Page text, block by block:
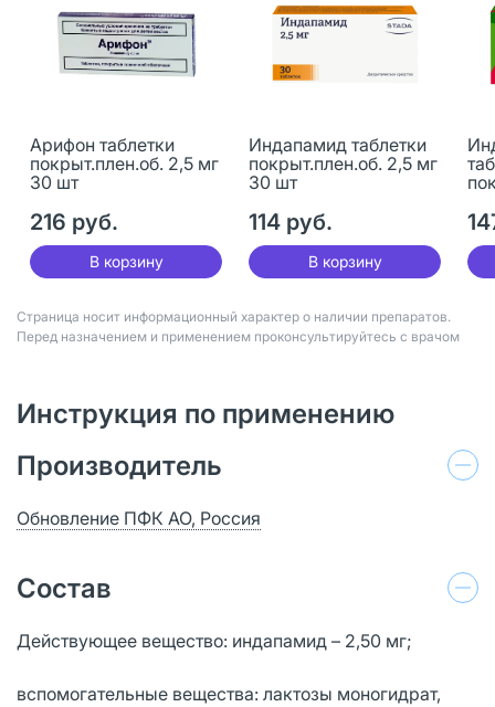
Арифон таблетки
покрыт.плен.об. 2,5 мг
30 шт
216 руб.
В корзину
Индапамид таблетки
покрыт.плен.об. 2,5 мг
30 шт
114 руб.
В корзину
Страница носит информационный характер о наличии препаратов.
Перед назначением и применением проконсультируйтесь с врачом
Инструкция по применению
Производитель
Обновление ПФК АО, Россия
Состав
Действующее вещество: индапамид – 2,50 мг;
вспомогательные вещества: лактозы моногидрат,